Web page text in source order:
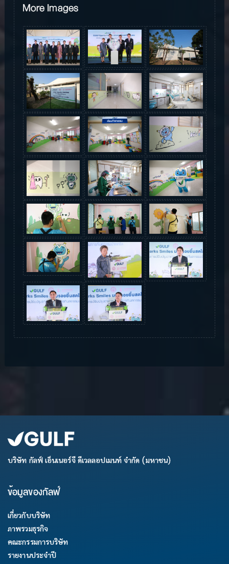
More Images
บริษัท กัลฟ์ เอ็นเนอร์จี ดีเวลลอปเมนท์ จำกัด (มหาชน)
ข้อมูลของกัลฟ์
เกี่ยวกับบริษัท
ภาพรวมธุรกิจ
คณะกรรมการบริษัท
รายงานประจำปี